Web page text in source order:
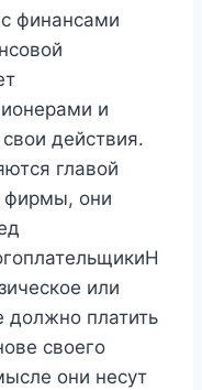
финансами
и
действия.
главой
фирмы, они
или
должно платить
своего
они несут